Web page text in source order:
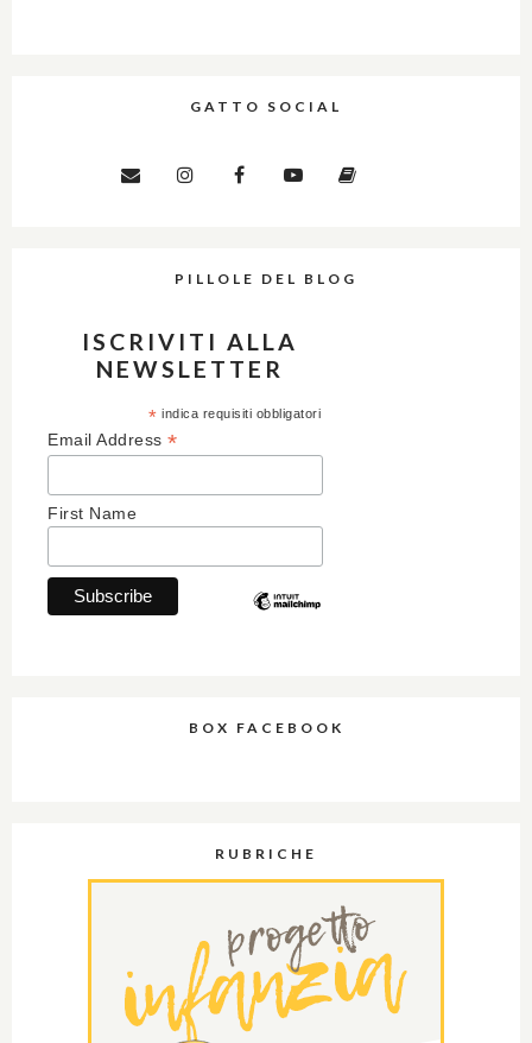
GATTO SOCIAL
PILLOLE DEL BLOG
ISCRIVITI ALLA
NEWSLETTER
* indica requisiti obbligatori
Email Address *
First Name
BOX FACEBOOK
RUBRICHE